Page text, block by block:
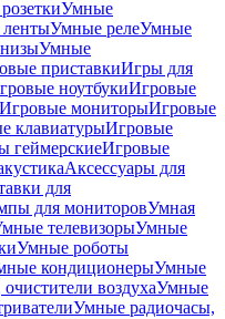
Умные
Умные релеУмные
Умные
приставкиИгры для
ноутбукиИгровые
Игровые мониторыИгровые
клавиатурыИгровые
геймерскиеИгровые
Аксессуары для
для
для мониторовУмная
телевизорыУмные
Умные роботы
кондиционерыУмные
воздухаУмные
Умные радиочасы,